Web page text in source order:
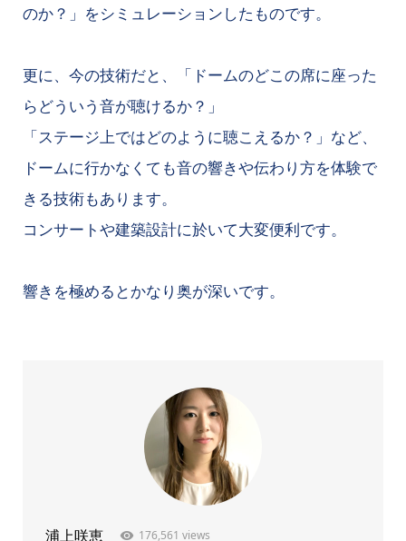
のか？」をシミュレーションしたものです。
更に、今の技術だと、「ドームのどこの席に座った
らどういう音が聴けるか？」
「ステージ上ではどのように聴こえるか？」など、
ドームに行かなくても音の響きや伝わり方を体験で
きる技術もあります。
コンサートや建築設計に於いて大変便利です。
響きを極めるとかなり奥が深いです。
浦上咲恵 176,561 views